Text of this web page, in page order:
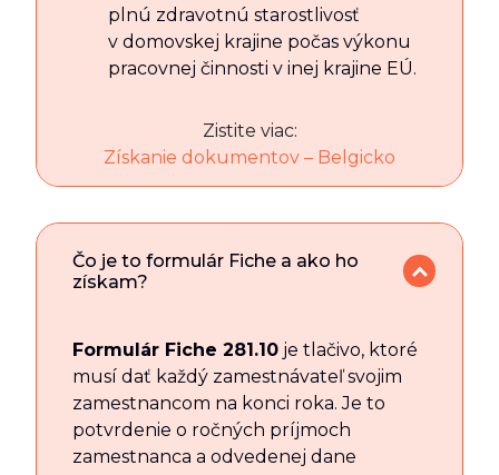
plnú zdravotnú starostlivosť
v domovskej krajine počas výkonu
pracovnej činnosti v inej krajine EÚ.
Zistite viac:
Získanie dokumentov – Belgicko
Čo je to formulár Fiche a ako ho
získam?
Formulár Fiche 281.10 je tlačivo, ktoré
musí dať každý zamestnávateľ svojim
zamestnancom na konci roka. Je to
potvrdenie o ročných príjmoch
zamestnanca a odvedenej dane